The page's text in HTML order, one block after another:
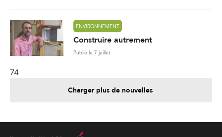
ENVIRONNEMENT
Construire autrement
Publié le 7 juillet
74
Charger plus de nouvelles